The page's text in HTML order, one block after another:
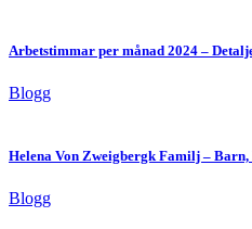
Arbetstimmar per månad 2024 –
Blogg
Helena Von Zweigbergk Familj –
Blogg